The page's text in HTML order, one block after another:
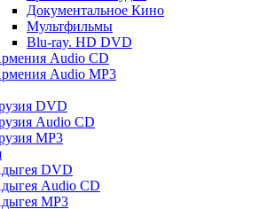
Документальное Кино
Мультфильмы
Blu-ray. HD DVD
Audio CD
Audio MP3
DVD
Audio CD
MP3
DVD
Audio CD
MP3